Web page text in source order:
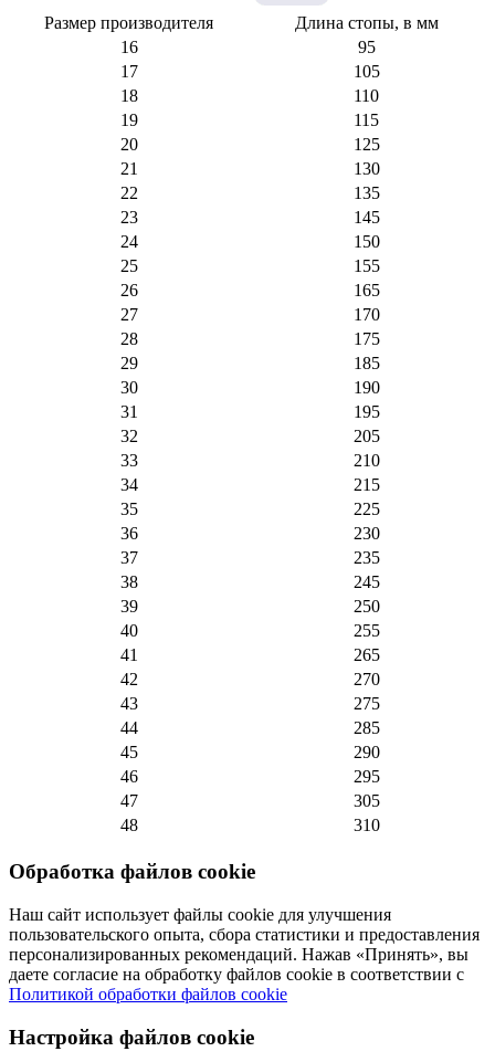
Размер производителя
Длина стопы, в мм
16
95
17
105
18
110
19
115
20
125
21
130
22
135
23
145
24
150
25
155
26
165
27
170
28
175
29
185
30
190
31
195
32
205
33
210
34
215
35
225
36
230
37
235
38
245
39
250
40
255
41
265
42
270
43
275
44
285
45
290
46
295
47
305
48
310
Обработка файлов cookie
Наш сайт использует файлы cookie для улучшения
пользовательского опыта, сбора статистики и предоставления
персонализированных рекомендаций. Нажав «Принять», вы
даете согласие на обработку файлов cookie в соответствии с
Политикой обработки файлов cookie
Настройка файлов cookie